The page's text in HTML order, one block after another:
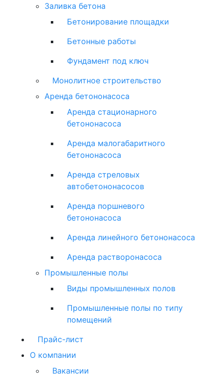
Заливка бетона
Бетонирование площадки
Бетонные работы
Фундамент под ключ
Монолитное строительство
Аренда бетононасоса
Аренда стационарного
бетононасоса
Аренда малогабаритного
бетононасоса
Аренда стреловых
автобетононасосов
Аренда поршневого
бетононасоса
Аренда линейного бетононасоса
Аренда растворонасоса
Промышленные полы
Виды промышленных полов
Промышленные полы по типу
помещений
Прайс-лист
О компании
Вакансии